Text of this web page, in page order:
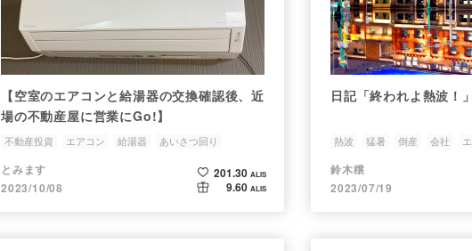
【空室のエアコンと給湯器の交換確認後、近
場の不動産屋に営業にGo!】
不動産投資 エアコン 給湯器 あいさつ回り
とみます
2023/10/08
201.30 ALIS
9.60 ALIS
日記「終われよ熱波！」
熱波 猛暑 倒産 会社
鈴木穣
2023/07/19